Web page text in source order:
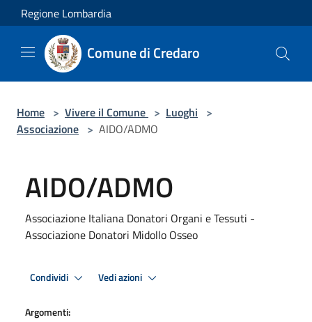
Salta al contenuto principale
Regione Lombardia
Comune di Credaro
Home > Vivere il Comune > Luoghi >
Associazione > AIDO/ADMO
AIDO/ADMO
Associazione Italiana Donatori Organi e Tessuti -
Associazione Donatori Midollo Osseo
Condividi Vedi azioni
Argomenti: